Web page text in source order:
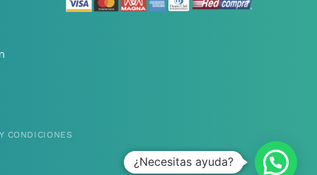
CONDICIONES
¿Necesitas ayuda?